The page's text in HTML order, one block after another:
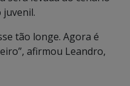
tão longe. Agora é
afirmou Leandro,